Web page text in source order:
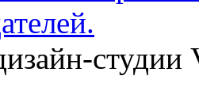
студии